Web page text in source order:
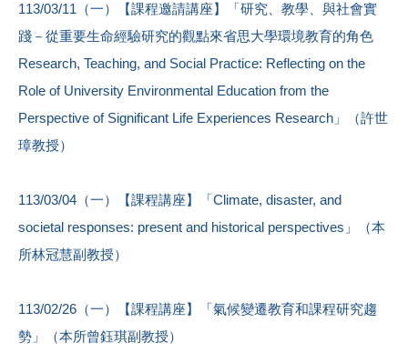
113/03/11（一）【課程邀請講座】「研究、教學、與社會實
踐－從重要生命經驗研究的觀點來省思大學環境教育的角色
Research, Teaching, and Social Practice: Reflecting on the
Role of University Environmental Education from the
Perspective of Significant Life Experiences Research」（許世
璋教授）
113/03/04（一）【課程講座】「Climate, disaster, and
societal responses: present and historical perspectives」（本
所林冠慧副教授）
113/02/26（一）【課程講座】「氣候變遷教育和課程研究趨
勢」（本所曾鈺琪副教授）